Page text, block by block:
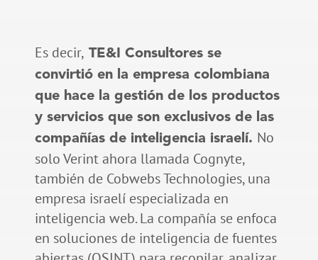
Es decir, TE&I Consultores se
convirtió en la empresa colombiana
que hace la gestión de los productos
y servicios que son exclusivos de las
compañías de inteligencia israelí. No
solo Verint ahora llamada Cognyte,
también de Cobwebs Technologies, una
empresa israelí especializada en
inteligencia web. La compañía se enfoca
en soluciones de inteligencia de fuentes